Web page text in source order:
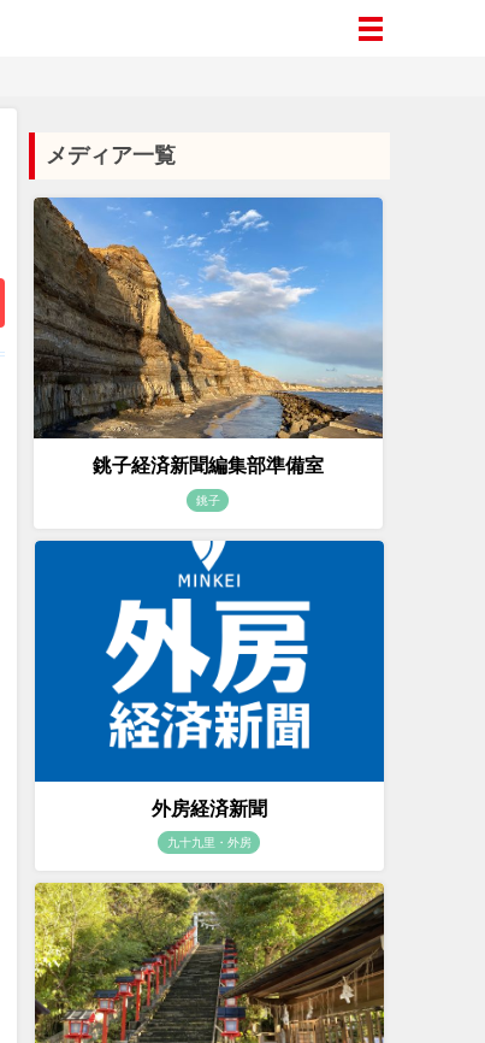
メディア一覧
銚子経済新聞編集部準備室
銚子
外房経済新聞
九十九里・外房